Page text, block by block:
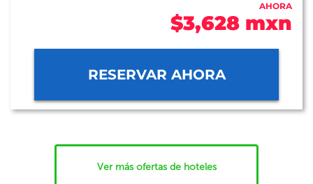
AHORA
$3,628 mxn
RESERVAR AHORA
Ver más ofertas de hoteles